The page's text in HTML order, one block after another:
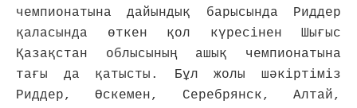
чемпионатына дайындық барысында Риддер
қаласында өткен қол күресінен Шығыс
Қазақстан облысының ашық чемпионатына
тағы да қатысты. Бұл жолы шәкіртіміз
Риддер, Өскемен, Серебрянск, Алтай,